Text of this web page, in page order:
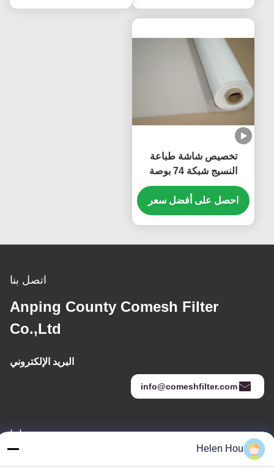
تخصيص شاشة طباعة
النسيج شبكة 74 بوصة
للإلكترونيات ، اللون الأبيض /
الأصفر
احصل على أفضل سعر
اتصل بنا
Anping County Comesh Filter
Co.,Ltd
البريد الإلكتروني
info@comeshfilter.com
عنواننا
العنوان
Helen Hou